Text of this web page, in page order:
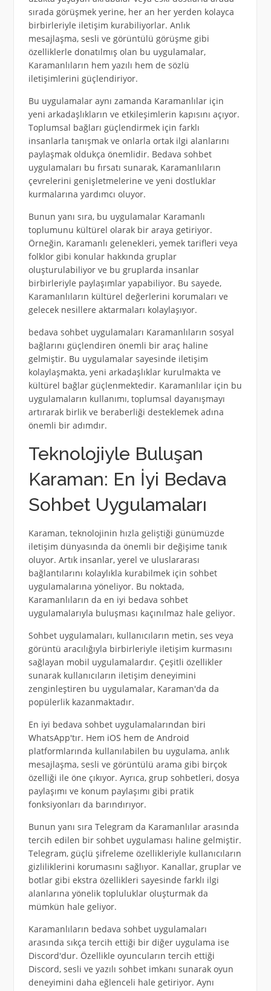
sırada görüşmek yerine, her an her yerden kolayca
birbirleriyle iletişim kurabiliyorlar. Anlık
mesajlaşma, sesli ve görüntülü görüşme gibi
özelliklerle donatılmış olan bu uygulamalar,
Karamanlıların hem yazılı hem de sözlü
iletişimlerini güçlendiriyor.
Bu uygulamalar aynı zamanda Karamanlılar için
yeni arkadaşlıkların ve etkileşimlerin kapısını açıyor.
Toplumsal bağları güçlendirmek için farklı
insanlarla tanışmak ve onlarla ortak ilgi alanlarını
paylaşmak oldukça önemlidir. Bedava sohbet
uygulamaları bu fırsatı sunarak, Karamanlıların
çevrelerini genişletmelerine ve yeni dostluklar
kurmalarına yardımcı oluyor.
Bunun yanı sıra, bu uygulamalar Karamanlı
toplumunu kültürel olarak bir araya getiriyor.
Örneğin, Karamanlı gelenekleri, yemek tarifleri veya
folklor gibi konular hakkında gruplar
oluşturulabiliyor ve bu gruplarda insanlar
birbirleriyle paylaşımlar yapabiliyor. Bu sayede,
Karamanlıların kültürel değerlerini korumaları ve
gelecek nesillere aktarmaları kolaylaşıyor.
bedava sohbet uygulamaları Karamanlıların sosyal
bağlarını güçlendiren önemli bir araç haline
gelmiştir. Bu uygulamalar sayesinde iletişim
kolaylaşmakta, yeni arkadaşlıklar kurulmakta ve
kültürel bağlar güçlenmektedir. Karamanlılar için bu
uygulamaların kullanımı, toplumsal dayanışmayı
artırarak birlik ve beraberliği desteklemek adına
önemli bir adımdır.
Teknolojiyle Buluşan
Karaman: En İyi Bedava
Sohbet Uygulamaları
Karaman, teknolojinin hızla geliştiği günümüzde
iletişim dünyasında da önemli bir değişime tanık
oluyor. Artık insanlar, yerel ve uluslararası
bağlantılarını kolaylıkla kurabilmek için sohbet
uygulamalarına yöneliyor. Bu noktada,
Karamanlıların da en iyi bedava sohbet
uygulamalarıyla buluşması kaçınılmaz hale geliyor.
Sohbet uygulamaları, kullanıcıların metin, ses veya
görüntü aracılığıyla birbirleriyle iletişim kurmasını
sağlayan mobil uygulamalardır. Çeşitli özellikler
sunarak kullanıcıların iletişim deneyimini
zenginleştiren bu uygulamalar, Karaman'da da
popülerlik kazanmaktadır.
En iyi bedava sohbet uygulamalarından biri
WhatsApp'tır. Hem iOS hem de Android
platformlarında kullanılabilen bu uygulama, anlık
mesajlaşma, sesli ve görüntülü arama gibi birçok
özelliği ile öne çıkıyor. Ayrıca, grup sohbetleri, dosya
paylaşımı ve konum paylaşımı gibi pratik
fonksiyonları da barındırıyor.
Bunun yanı sıra Telegram da Karamanlılar arasında
tercih edilen bir sohbet uygulaması haline gelmiştir.
Telegram, güçlü şifreleme özellikleriyle kullanıcıların
gizliliklerini korumasını sağlıyor. Kanallar, gruplar ve
botlar gibi ekstra özellikleri sayesinde farklı ilgi
alanlarına yönelik topluluklar oluşturmak da
mümkün hale geliyor.
Karamanlıların bedava sohbet uygulamaları
arasında sıkça tercih ettiği bir diğer uygulama ise
Discord'dur. Özellikle oyuncuların tercih ettiği
Discord, sesli ve yazılı sohbet imkanı sunarak oyun
deneyimini daha eğlenceli hale getiriyor. Aynı